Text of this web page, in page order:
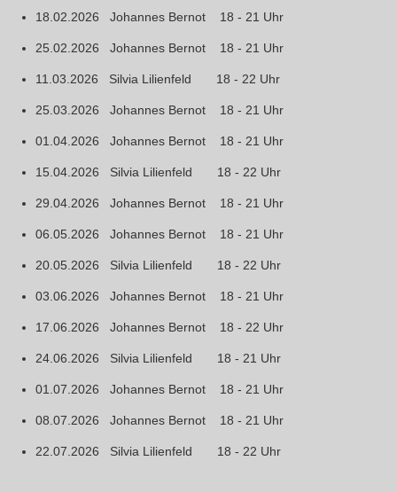
18.02.2026 Johannes Bernot 18 - 21 Uhr
25.02.2026 Johannes Bernot 18 - 21 Uhr
11.03.2026 Silvia Lilienfeld 18 - 22 Uhr
25.03.2026 Johannes Bernot 18 - 21 Uhr
01.04.2026 Johannes Bernot 18 - 21 Uhr
15.04.2026 Silvia Lilienfeld 18 - 22 Uhr
29.04.2026 Johannes Bernot 18 - 21 Uhr
06.05.2026 Johannes Bernot 18 - 21 Uhr
20.05.2026 Silvia Lilienfeld 18 - 22 Uhr
03.06.2026 Johannes Bernot 18 - 21 Uhr
17.06.2026 Johannes Bernot 18 - 22 Uhr
24.06.2026 Silvia Lilienfeld 18 - 21 Uhr
01.07.2026 Johannes Bernot 18 - 21 Uhr
08.07.2026 Johannes Bernot 18 - 21 Uhr
22.07.2026 Silvia Lilienfeld 18 - 22 Uhr